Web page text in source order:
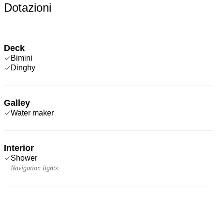
Dotazioni
Deck
Bimini
Dinghy
Galley
Water maker
Interior
Shower
Navigation lights